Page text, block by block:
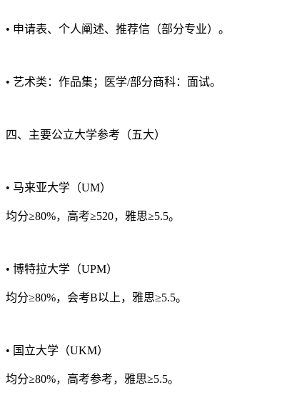
• 申请表、个人阐述、推荐信（部分专业）。
• 艺术类：作品集；医学/部分商科：面试。
四、主要公立大学参考（五大）
• 马来亚大学（UM）
均分≥80%，高考≥520，雅思≥5.5。
• 博特拉大学（UPM）
均分≥80%，会考B以上，雅思≥5.5。
• 国立大学（UKM）
均分≥80%，高考参考，雅思≥5.5。